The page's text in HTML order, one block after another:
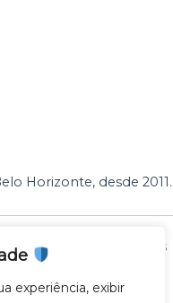
experiência, exibir
Horizonte, desde 2011.
os direitos reservados
DE SOFTWARES